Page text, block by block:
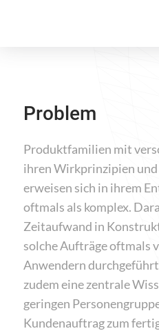
Problem
Produktfamilien mit
ihren Wirkprinzipien
erweisen sich in ihrem
oftmals als komplex.
Zeitaufwand in
solche Aufträge oftmals
Anwendern
zudem eine zentrale
geringen
Kundenauftrag zum